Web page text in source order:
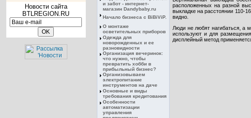
Новости сайта
BTLREGION.RU
и забот - интернет-
магазин Dandybaby.ru
Начало бизнеса с BiBiViP.
О монтаже
осветительных приборов
Одежда для
новорожденных и ее
разновидности
Организация вечеринок:
что нужно, чтобы
превратить хобби в
прибыльный бизнес?
Организовываем
электропитание
инструментов на даче
Основные и виды
требования кредитования
Особенности
автоматизации
управления
расположенных на разной
выкладке на расстоянии 110-
видно.
Люди не любят нагибаться, а
используют и для
дисплейный метод